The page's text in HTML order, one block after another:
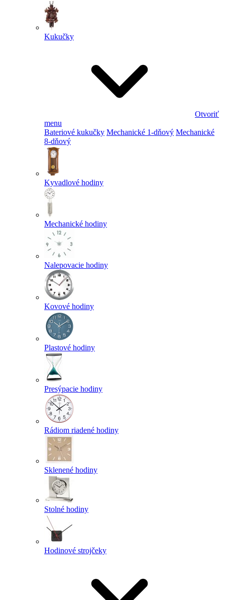
Kukučky
Otvoriť
menu
Bateriové kukučky Mechanické 1-dňový Mechanické
8-dňový
Kyvadlové hodiny
Mechanické hodiny
Nalepovacie hodiny
Kovové hodiny
Plastové hodiny
Presýpacie hodiny
Rádiom riadené hodiny
Sklenené hodiny
Stolné hodiny
Hodinové strojčeky